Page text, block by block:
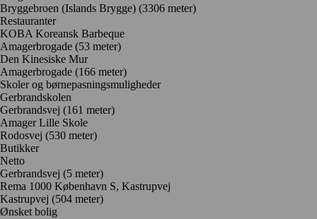
Bryggebroen (Islands Brygge) (3306 meter)
Restauranter
KOBA Koreansk Barbeque
Amagerbrogade (53 meter)
Den Kinesiske Mur
Amagerbrogade (166 meter)
Skoler og børnepasningsmuligheder
Gerbrandskolen
Gerbrandsvej (161 meter)
Amager Lille Skole
Rodosvej (530 meter)
Butikker
Netto
Gerbrandsvej (5 meter)
Rema 1000 København S, Kastrupvej
Kastrupvej (504 meter)
Ønsket bolig